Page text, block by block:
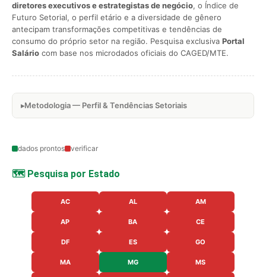
diretores executivos e estrategistas de negócio, o Índice de
Futuro Setorial, o perfil etário e a diversidade de gênero
antecipam transformações competitivas e tendências de
consumo do próprio setor na região. Pesquisa exclusiva Portal
Salário com base nos microdados oficiais do CAGED/MTE.
Metodologia — Perfil & Tendências Setoriais
dados prontos verificar
🗺️ Pesquisa por Estado
AC AL AM
AP BA CE
DF ES GO
MA MG MS